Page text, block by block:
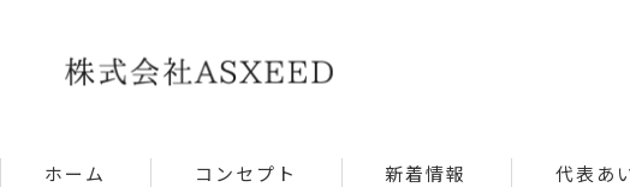
ホーム コンセプト 新着情報 代表あ